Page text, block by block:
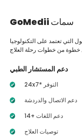
GoMedii سمات
التي تعتمد على التكنولوجيا
دعم المستشار الطبي
24x7* التوفر
دعم الاتصال والدردشة
14+ دعم اللغات
توصيات العلاج